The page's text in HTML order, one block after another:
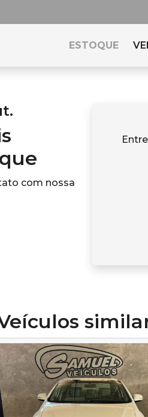
ESTOQUE
com nossa